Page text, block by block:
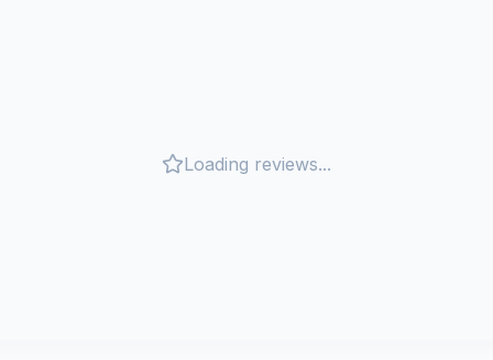
Loading reviews...